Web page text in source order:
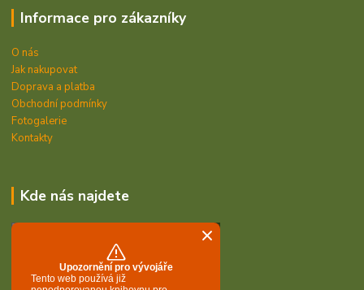
Informace pro zákazníky
O nás
Jak nakupovat
Doprava a platba
Obchodní podmínky
Fotogalerie
Kontakty
Kde nás najdete